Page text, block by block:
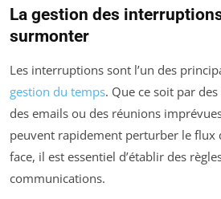
La gestion des
surmonter
Les interruptions sont l’un des
gestion du temps. Que ce soit par
des emails ou des réunions
peuvent rapidement perturber le flux
face, il est essentiel d’établir des
communications.